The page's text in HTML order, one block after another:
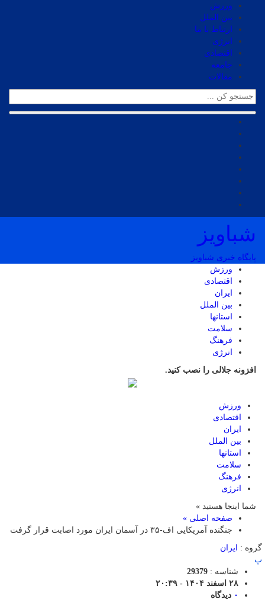
ورزش
بین الملل
ارتباط با ما
انرژی
اقتصادی
جامعه
مقالات
شباویز
پایگاه خبری شباویز
ورزش
اقتصادی
ایران
بین الملل
استانها
سلامت
فرهنگ
انرژی
افزونه جلالی را نصب کنید.
ورزش
اقتصادی
ایران
بین الملل
استانها
سلامت
فرهنگ
انرژی
شما اینجا هستید »
صفحه اصلی »
جنگنده آمریکایی اف-۳۵ در آسمان ایران مورد اصابت قرار گرفت
گروه :
ایران
پ
شناسه : 29379
۲۸ اسفند ۱۴۰۴ - ۲۰:۳۹
۰ دیدگاه